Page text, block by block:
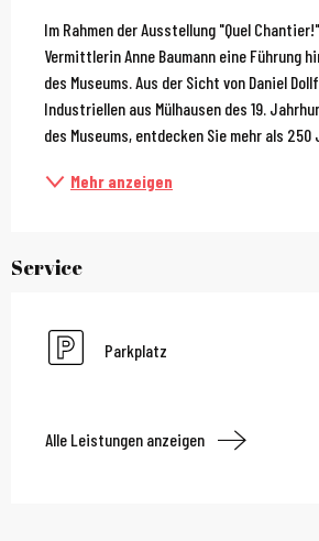
Im Rahmen der Ausstellung "Quel
Vermittlerin Anne Baumann eine Führung
des Museums. Aus der Sicht von Daniel
Industriellen aus Mülhausen des 19.
des Museums, entdecken Sie mehr als
Mehr anzeigen
Service
Parkplatz
Alle Leistungen anzeigen